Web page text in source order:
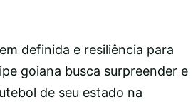
definida e resiliência para
goiana busca surpreender e
de seu estado na